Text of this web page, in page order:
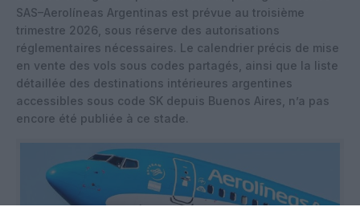
SAS–Aerolíneas Argentinas est prévue au troisième
trimestre 2026, sous réserve des autorisations
réglementaires nécessaires. Le calendrier précis de mise
en vente des vols sous codes partagés, ainsi que la liste
détaillée des destinations intérieures argentines
accessibles sous code SK depuis Buenos Aires, n’a pas
encore été publiée à ce stade.